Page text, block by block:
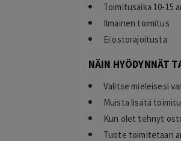
Toimitusaika 10-15
Ilmainen toimitus
Ei ostorajoitusta
NÄIN HYÖDYNNÄT
Valitse mieleisesi
Muista lisätä
Kun olet tehnyt
Tuote toimitetaan